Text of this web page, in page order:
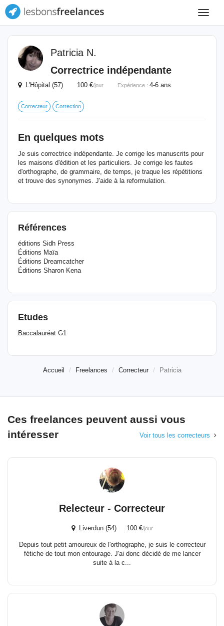
Toggle
Patricia N.
Correctrice indépendante
L'Hôpital (57) 100 €/jour Expérience : 4-6 ans
Correcteur Correction
En quelques mots
Je suis correctrice indépendante. Je corrige les manuscrits pour
les maisons d'édition et les particuliers. Je corrige les fautes
d'orthographe, de grammaire, de temps, je traque les répétitions
et trouve des synonymes. J'aide à la reformulation.
Références
éditions Sidh Press
Éditions Maïa
Éditions Dreamcatcher
Éditions Sharon Kena
Etudes
Baccalauréat G1
Accueil Freelances Correcteur Patricia
Ces freelances peuvent aussi vous
intéresser
Voir tous les correcteurs
Relecteur - Correcteur
Liverdun (54) 100 €/jour
Depuis tout petit amoureux de l'orthographe, je suis le correcteur
fétiche de tout mon entourage. J'ai donc décidé de me lancer
suite à la c...